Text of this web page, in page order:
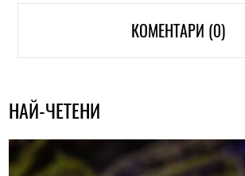
КОМЕНТАРИ (0)
НАЙ-ЧЕТЕНИ